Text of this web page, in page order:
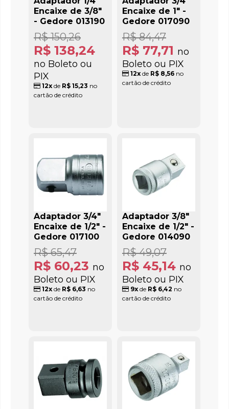
Encaixe de 3/8"
- Gedore 013190
R$ 138,24
no Boleto ou
PIX
R$ 150,26
12x de R$ 15,23 no
cartão de crédito
Encaixe de 1" -
Gedore 017090
R$ 77,71 no
Boleto ou PIX
R$ 84,47
12xde R$ 8,56no
cartão de crédito
Adaptador 3/4"
Encaixe de 1/2" -
Gedore 017100
R$ 60,23 no
Boleto ou PIX
R$ 65,47
12x de R$ 6,63 no
cartão de crédito
Adaptador 3/8"
Encaixe de 1/2" -
Gedore 014090
R$ 45,14 no
Boleto ou PIX
R$ 49,07
9xde R$ 6,42 no
cartão de crédito